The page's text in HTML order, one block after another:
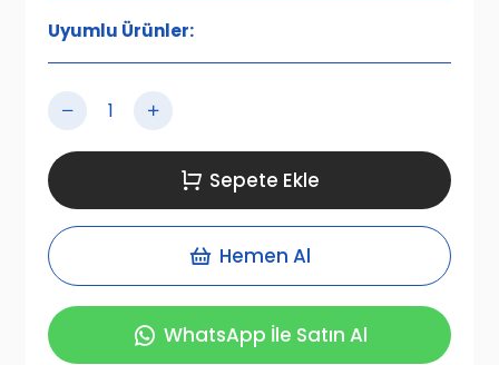
Uyumlu Ürünler:
Sepete Ekle
Hemen Al
WhatsApp İle Satın Al